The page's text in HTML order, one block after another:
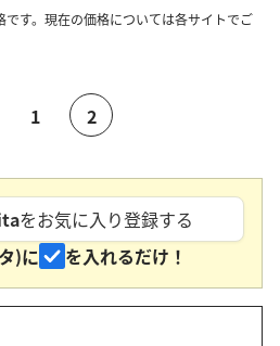
す。現在の価格については各サイトでご
1 2
をお気に入り登録する
)に
を入れるだけ！